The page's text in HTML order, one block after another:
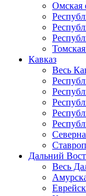
Омская
Кавказ
Весь
Дальний
Весь